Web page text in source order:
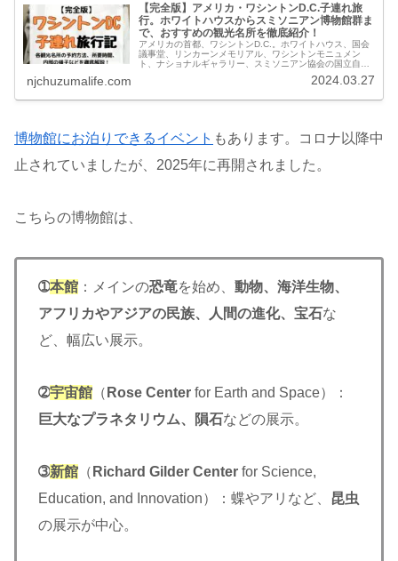
【完全版】アメリカ・ワシントンD.C.子連れ旅
行。ホワイトハウスからスミソニアン博物館群ま
で、おすすめの観光名所を徹底紹介！
アメリカの首都、ワシントンD.C.。ホワイトハウス、国会
議事堂、リンカーンメモリアル、ワシントンモニュメン
ト、ナショナルギャラリー、スミソニアン協会の国立自然
njchuzumalife.com 2024.03.27
博物館にお泊りできるイベント もあります。コロナ以降中
止されていましたが、2025年に再開されました。
こちらの博物館は、
➀本館 ：メインの恐竜を始め、 動物、海洋生物、
アフリカやアジアの民族、人間の進化、宝石な
ど、幅広い展示。
➁宇宙館 （ Rose Center for Earth and Space）：
巨大なプラネタリウム、隕石などの展示。
➂新館 （ Richard Gilder Center for Science,
Education, and Innovation）：蝶やアリなど、 昆虫
の展示が中心。